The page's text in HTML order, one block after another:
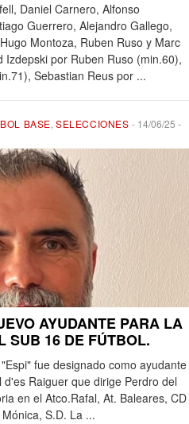
Daniel Carnero, Alfonso
Guerrero, Alejandro Gallego,
Montoza, Ruben Ruso y Marc
Izdepski por Ruben Ruso (min.60),
Sebastian Reus por ...
BASE,SELECCIONES - 14/06/25 -
AYUDANTE PARA LA
SUB 16 DE FÚTBOL.
fue designado como ayudante
Raiguer que dirige Perdro del
en el Atco.Rafal, At. Baleares, CD
S.D. La ...